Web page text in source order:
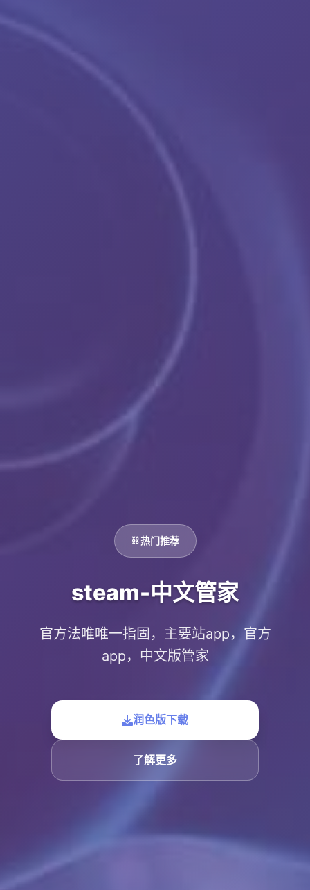
⛓️ 热门推荐
steam-中文管家
官方法唯唯一指固，主要站app，官方
app，中文版管家
润色版下载
了解更多